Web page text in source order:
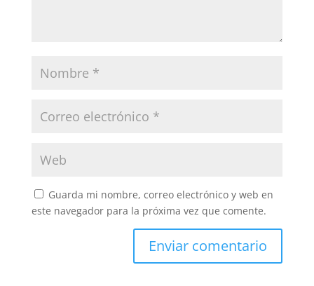
Guarda mi nombre, correo electrónico y web en
este navegador para la próxima vez que comente.